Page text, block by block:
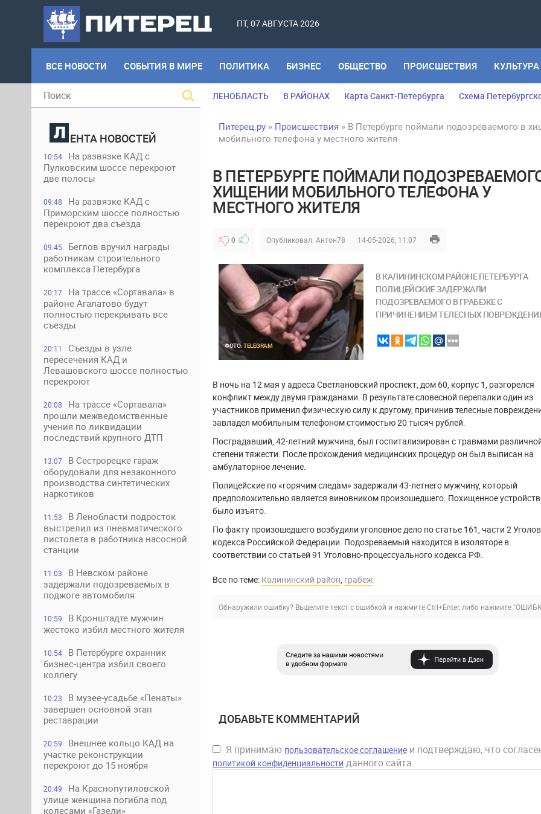
ПТ, 07 АВГУСТА 2026
ВСЕ НОВОСТИ СОБЫТИЯ В МИРЕ ПОЛИТИКА БИЗНЕС ОБЩЕСТВО ПРОИСШЕСТВИЯ КУЛЬТУРА
ЕНТА НОВОСТЕЙ
10:54
На развязке КАД с
Пулковским шоссе перекроют
две полосы
09:48
На развязке КАД с
Приморским шоссе полностью
перекроют два съезда
09:45
Беглов вручил награды
работникам строительного
комплекса Петербурга
20:17
На трассе «Сортавала» в
районе Агалатово будут
полностью перекрывать все
съезды
20:11
Съезды в узле
пересечения КАД и
Левашовского шоссе полностью
перекроют
20:08
На трассе «Сортавала»
прошли межведомственные
учения по ликвидации
последствий крупного ДТП
13:07
В Сестрорецке гараж
оборудовали для незаконного
производства синтетических
наркотиков
11:53
В Ленобласти подросток
выстрелил из пневматического
пистолета в работника насосной
станции
11:03
В Невском районе
задержали подозреваемых в
поджоге автомобиля
10:59
В Кронштадте мужчин
жестоко избил местного жителя
10:54
В Петербурге охранник
бизнес-центра избил своего
коллегу
10:23
В музее-усадьбе «Пенаты»
завершен основной этап
реставрации
20:59
Внешнее кольцо КАД на
участке реконструкции
перекроют до 15 ноября
20:49
На Краснопутиловской
улице женщина погибла под
колесами «Газели»
ЛЕНОБЛАСТЬ В РАЙОНАХ Карта Санкт-Петербурга Схема
Питерец.ру » Происшествия » В Петербурге поймали подозреваемого в
мобильного телефона у местного жителя
В ПЕТЕРБУРГЕ ПОЙМАЛИ
ХИЩЕНИИ МОБИЛЬНОГО ТЕЛЕФОНА У
МЕСТНОГО ЖИТЕЛЯ
0 Опубликовал: Антон78 14-05-2026, 11:07
ФОТО: TELEGRAM
В КАЛИНИНСКОМ РАЙОНЕ ПЕТЕРБУРГА
ПОЛИЦЕЙСКИЕ ЗАДЕРЖАЛИ
ПОДОЗРЕВАЕМОГО В ГРАБЕЖЕ С
ПРИЧИНЕНИЕМ ТЕЛЕСНЫХ
В ночь на 12 мая у адреса Светлановский проспект, дом 60, корпус 1, разгорелся
конфликт между двумя гражданами. В результате словесной перепалки один из
участников применил физическую силу к другому, причинив телесные
завладел мобильным телефоном стоимостью 20 тысяч рублей.
Пострадавший, 42-летний мужчина, был госпитализирован с травмами
степени тяжести. После прохождения медицинских процедур он был выписан на
амбулаторное лечение.
Полицейские по «горячим следам» задержали 43-летнего мужчину, который
предположительно является виновником произошедшего. Похищенное
было изъято.
По факту произошедшего возбудили уголовное дело по статье 161, части 2
кодекса Российской Федерации. Подозреваемый находится в изоляторе в
соответствии со статьей 91 Уголовно-процессуального кодекса РФ.
Все по теме: Калининский район, грабеж
Обнаружили ошибку? Выделите текст с ошибкой и нажмите Ctrl+Enter, либо нажмите
ДОБАВЬТЕ КОММЕНТАРИЙ
Я принимаю пользовательское соглашение и подтверждаю, что
политикой конфиденциальности данного сайта